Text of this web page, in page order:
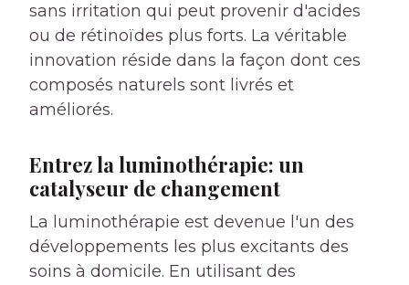
sans irritation qui peut provenir d'acides
ou de rétinoïdes plus forts. La véritable
innovation réside dans la façon dont ces
composés naturels sont livrés et
améliorés.
Entrez la luminothérapie: un
catalyseur de changement
La luminothérapie est devenue l'un des
développements les plus excitants des
soins à domicile. En utilisant des